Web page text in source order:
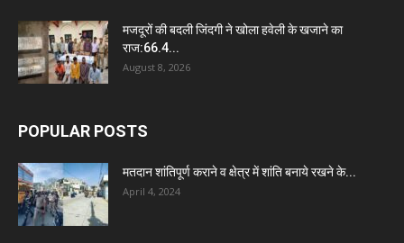
मजदूरों की बदली जिंदगी ने खोला हवेली के खजाने का
राज:66.4...
August 8, 2026
POPULAR POSTS
मतदान शांतिपूर्ण कराने व क्षेत्र में शांति बनाये रखने के...
April 4, 2024